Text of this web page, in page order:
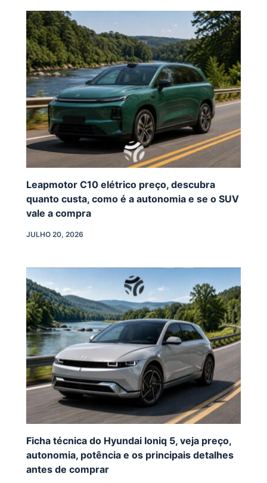
Leapmotor C10 elétrico preço, descubra
quanto custa, como é a autonomia e se o SUV
vale a compra
JULHO 20, 2026
Ficha técnica do Hyundai Ioniq 5, veja preço,
autonomia, potência e os principais detalhes
antes de comprar